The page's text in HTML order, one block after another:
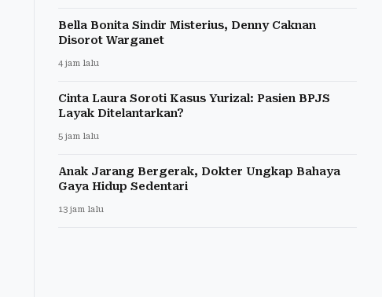
Bella Bonita Sindir Misterius, Denny Caknan
Disorot Warganet
4 jam lalu
Cinta Laura Soroti Kasus Yurizal: Pasien BPJS
Layak Ditelantarkan?
5 jam lalu
Anak Jarang Bergerak, Dokter Ungkap Bahaya
Gaya Hidup Sedentari
13 jam lalu